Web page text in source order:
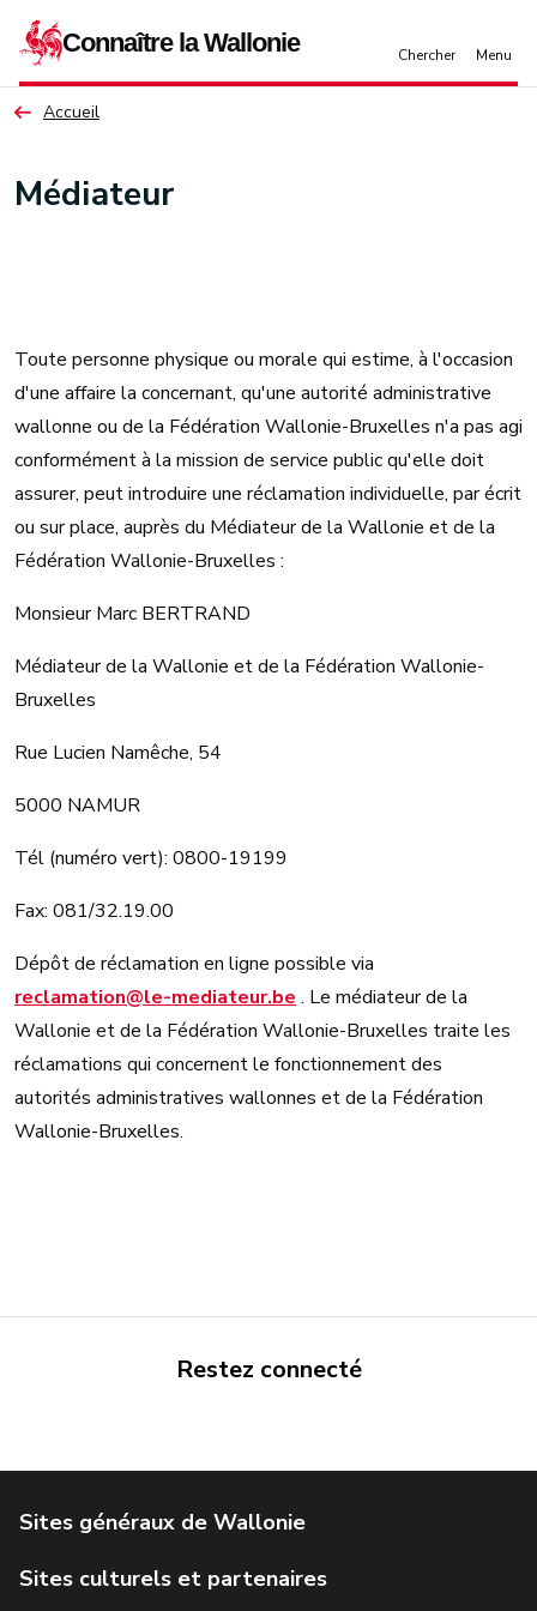
Accueil
Médiateur
Toute personne physique ou morale qui estime, à l'occasion
d'une affaire la concernant, qu'une autorité administrative
wallonne ou de la Fédération Wallonie-Bruxelles n'a pas agi
conformément à la mission de service public qu'elle doit
assurer, peut introduire une réclamation individuelle, par écrit
ou sur place, auprès du Médiateur de la Wallonie et de la
Fédération Wallonie-Bruxelles :
Monsieur Marc BERTRAND
Médiateur de la Wallonie et de la Fédération Wallonie-
Bruxelles
Rue Lucien Namêche, 54
5000 NAMUR
Tél (numéro vert): 0800-19199
Fax: 081/32.19.00
Dépôt de réclamation en ligne possible via
reclamation@le-mediateur.be . Le médiateur de la
Wallonie et de la Fédération Wallonie-Bruxelles traite les
réclamations qui concernent le fonctionnement des
autorités administratives wallonnes et de la Fédération
Wallonie-Bruxelles.
Restez connecté
Service public de Wallonie